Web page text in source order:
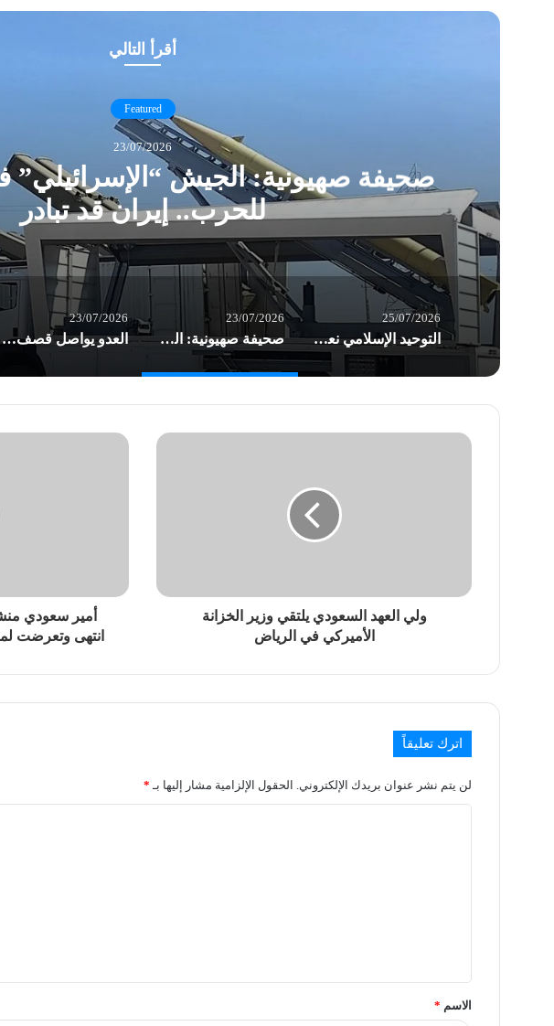
أقرأ التالي
Featured
23/07/2026
صحيفة صهيونية: الجيش “الإسرائيلي”
للحرب.. إيران قد تبادر
25/07/2026
التوحيد الإسلامي نعت المناضل أوكاموتو.. وأشادت بعملية الضفة الغربية البطولية
23/07/2026
صحيفة صهيونية: الجيش “الإسرائيلي” في تأهب ذروة للحرب.. إيران قد تبادر
23/07/2026
العدو يواصل قصف واستهداف البلدات والقرى الجنوبية
ولي العهد السعودي يلتقي وزير الخزانة
الأميركي في الرياض
أمير سعودي
انتهى وتعرضت
اترك تعليقاً
لن يتم نشر عنوان بريدك الإلكتروني. الحقول الإلزامية مشار إليها بـ *
الاسم *